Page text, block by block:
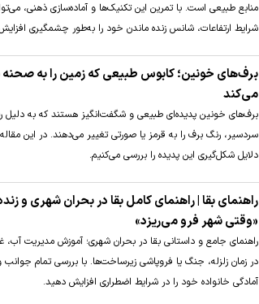
منابع طبیعی است. با تمرین این تکنیک‌ها و آماده‌سازی ذهنی،
شرایط ارتفاعات، شانس زنده ماندن خود را به‌طور چشمگیری
برف‌های خونین؛ کابوس طبیعی که زمین را به
می‌کند
برف‌های خونین پدیده‌ای طبیعی و شگفت‌انگیز هستند که به
سردسیر، رنگ برف را به قرمز یا صورتی تغییر می‌دهند. در این
دلایل شکل‌گیری این پدیده را بررسی می‌کنیم.
راهنمای بقا | راهنمای کامل بقا در بحران شهری و
«وقتی شهر فرو می‌ریزد»
راهنمای جامع و داستانی بقا در بحران شهری؛ آموزش مدیریت آب،
در زمان زلزله، جنگ یا فروپاشی زیرساخت‌ها. با بررسی تمام
آمادگی خانواده خود را در شرایط اضطراری افزایش دهید.